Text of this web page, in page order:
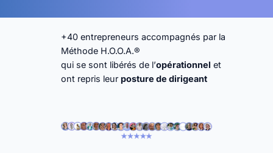
+40 entrepreneurs accompagnés par la
Méthode H.O.O.A.®
qui se sont libérés de l’opérationnel et
ont repris leur posture de dirigeant